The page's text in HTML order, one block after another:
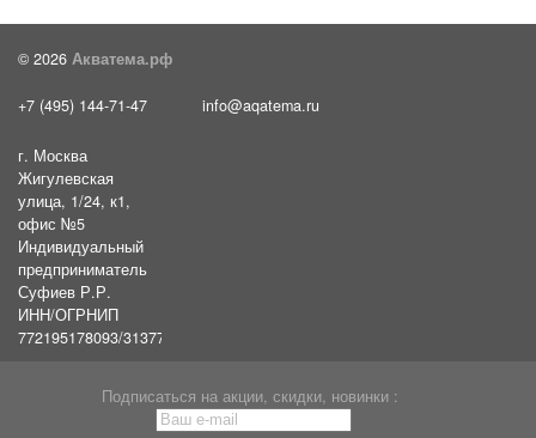
© 2026 Акватема.рф
+7 (495) 144-71-47 info@aqatema.ru
г. Москва
Жигулевская
улица, 1/24, к1,
офис №5
Индивидуальный
предприниматель
Суфиев Р.Р.
ИНН/ОГРНИП
772195178093/31377461610054
Подписаться на акции, скидки, новинки :